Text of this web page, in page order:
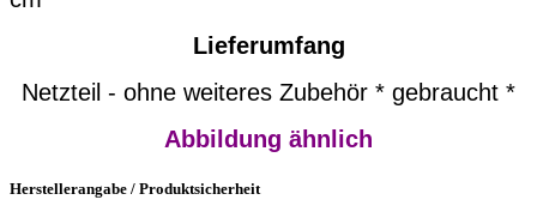
Lieferumfang
Netzteil - ohne weiteres Zubehör * gebraucht *
Abbildung ähnlich
Herstellerangabe / Produktsicherheit